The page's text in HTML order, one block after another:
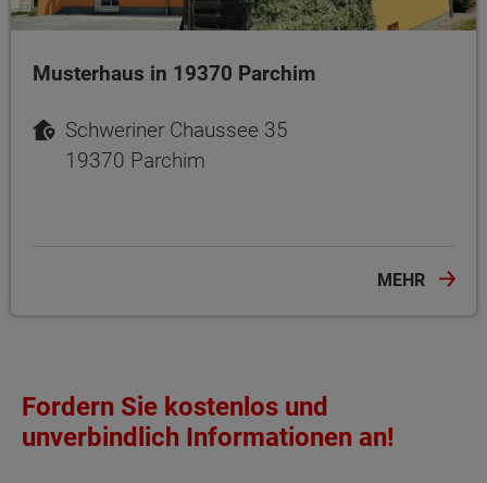
Musterhaus in 19370 Parchim
Schweriner Chaussee 35
19370 Parchim
MEHR
Fordern Sie kostenlos und
unverbindlich Informationen an!